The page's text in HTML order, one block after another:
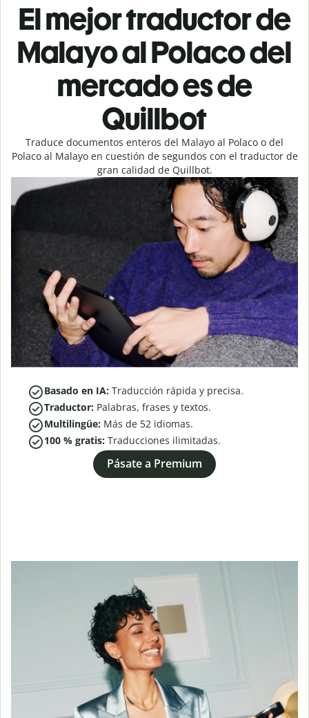
El mejor traductor de
Malayo al Polaco del
mercado es de
Quillbot
Traduce documentos enteros del Malayo al Polaco o del
Polaco al Malayo en cuestión de segundos con el traductor de
gran calidad de Quillbot.
Basado en IA: Traducción rápida y precisa.
Traductor: Palabras, frases y textos.
Multilingüe: Más de 52 idiomas.
100 % gratis: Traducciones ilimitadas.
Pásate a Premium